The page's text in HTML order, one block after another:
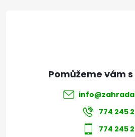
info@
774 245
774 245